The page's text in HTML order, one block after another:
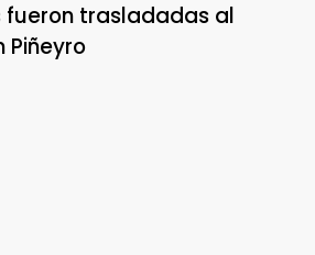
fueron trasladadas al
Piñeyro